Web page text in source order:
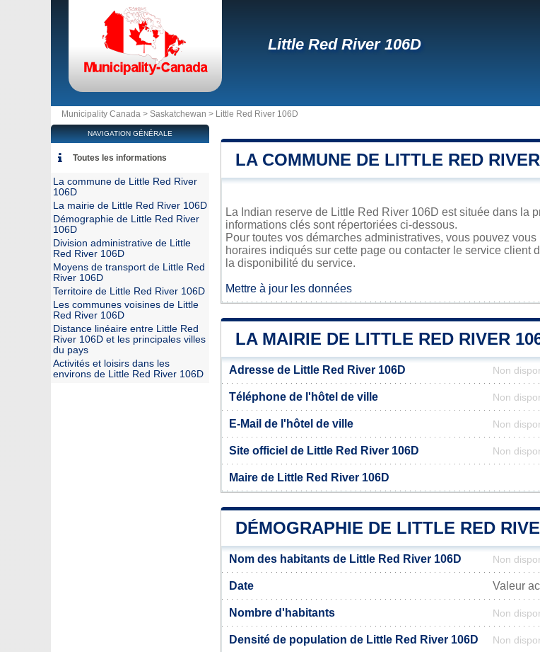
Little Red River 106D
Municipality Canada > Saskatchewan > Little Red River 106D
LA COMMUNE DE LITTLE RED
La Indian reserve de Little Red River 106D est située dans la
informations clés sont répertoriées ci-dessous.
Pour toutes vos démarches administratives, vous pouvez
horaires indiqués sur cette page ou contacter le service
la disponibilité du service.
Mettre à jour les données
LA MAIRIE DE LITTLE RED RIVER
Adresse de Little Red River 106D Non
Téléphone de l'hôtel de ville Non
E-Mail de l'hôtel de ville Non
Site officiel de Little Red River 106D Non
Maire de Little Red River 106D
DÉMOGRAPHIE DE LITTLE RED
Nom des habitants de Little Red River 106D Non
Date Valeur
Nombre d'habitants Non
Densité de population de Little Red River 106D Non
NAVIGATION GÉNÉRALE
Toutes les informations
La commune de Little Red River
106D
La mairie de Little Red River 106D
Démographie de Little Red River
106D
Division administrative de Little
Red River 106D
Moyens de transport de Little Red
River 106D
Territoire de Little Red River 106D
Les communes voisines de Little
Red River 106D
Distance linéaire entre Little Red
River 106D et les principales villes
du pays
Activités et loisirs dans les
environs de Little Red River 106D